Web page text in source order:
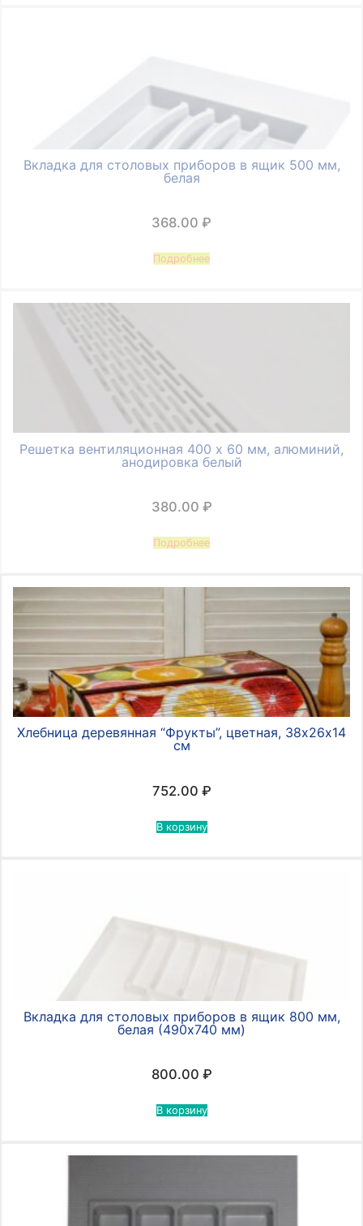
Вкладка для столовых приборов в ящик 500 мм,
белая
368.00 ₽
Подробнее
Решетка вентиляционная 400 х 60 мм, алюминий,
анодировка белый
380.00 ₽
Подробнее
Хлебница деревянная “Фрукты”, цветная, 38х26х14
см
752.00 ₽
В корзину
Вкладка для столовых приборов в ящик 800 мм,
белая (490х740 мм)
800.00 ₽
В корзину